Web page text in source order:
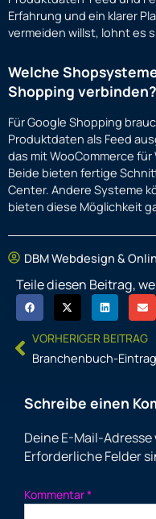
Erfahrung und ein klarer
vermeiden willst, lohnt es
Welche
Shopping verbinden?
Für Google Shopping
Produktdaten als Feed
das mit WooCommerce
Beide bieten fertige
Center. Andere Systeme
bieten diese Möglichkeit
DBM Webdesign &
Teile diesen Beitrag,
Prev
VORHERIGER BEITRAG
Branchenbuch-Eintrag
Schreibe einen
Deine E-Mail-
Erforderliche Felder
Kommentar*